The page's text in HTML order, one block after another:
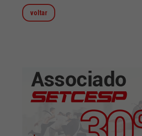
voltar